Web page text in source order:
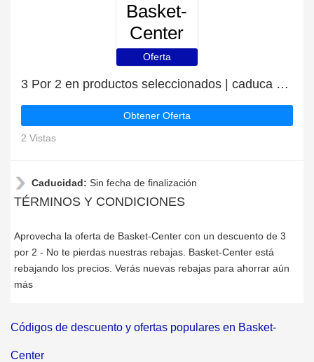
Basket-
Center
Oferta
3 Por 2 en productos seleccionados | caduca pronto
Obtener Oferta
2 Vistas
Caducidad: Sin fecha de finalización
TÉRMINOS Y CONDICIONES
Aprovecha la oferta de Basket-Center con un descuento de 3
por 2 - No te pierdas nuestras rebajas. Basket-Center está
rebajando los precios. Verás nuevas rebajas para ahorrar aún
más
Códigos de descuento y ofertas populares en Basket-
Center